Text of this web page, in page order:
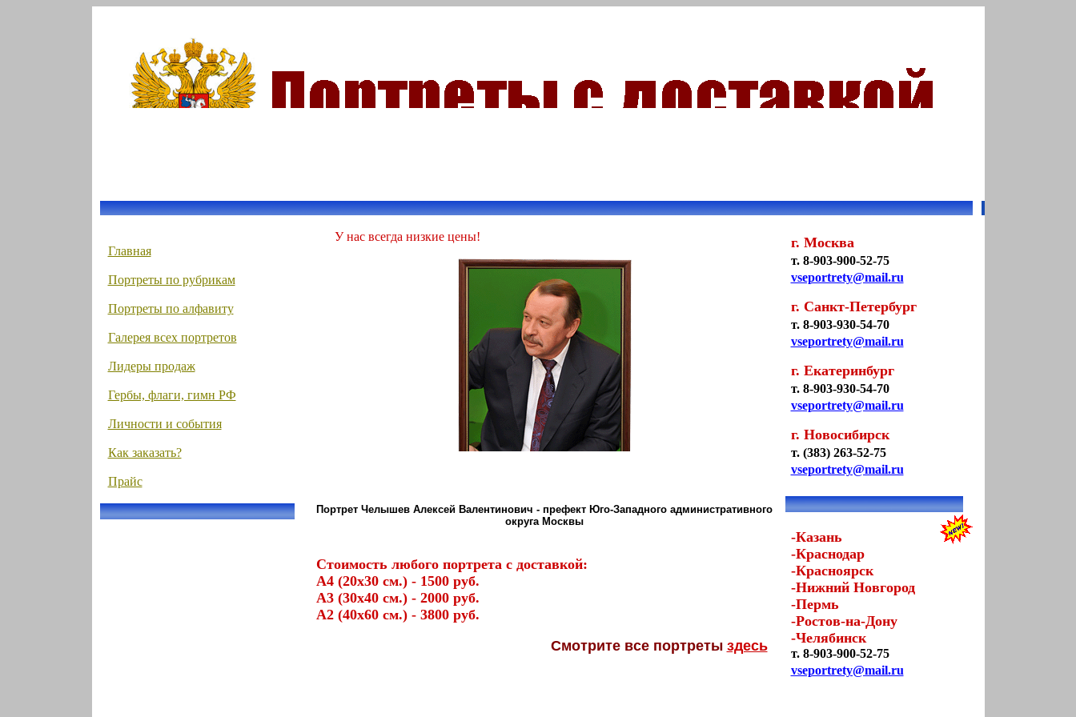
Главная
Портреты по рубрикам
Портреты по алфавиту
Галерея всех портретов
Лидеры продаж
Гербы, флаги, гимн РФ
Личности и события
Как заказать?
Прайс
У нас всегда низкие цены!
Портрет Челышев Алексей Валентинович - префект Юго-Западного административного
округа Москвы
Стоимость любого портрета с доставкой:
А4 (20х30 см.) - 1500 руб.
А3 (30х40 см.) - 2000 руб.
А2 (40х60 см.) - 3800 руб.
Смотритевсе портреты здесь
г. Москва
т. 8-903-900-52-75
vseportrety@mail.ru
г. Санкт-Петербург
т. 8-903-930-54-70
vseportrety@mail.ru
г. Екатеринбург
т. 8-903-930-54-70
vseportrety@mail.ru
г. Новосибирск
т. (383) 263-52-75
vseportrety@mail.ru
-Казань
-Краснодар
-Красноярск
-Нижний Новгород
-Пермь
-Ростов-на-Дону
-Челябинск
т. 8-903-900-52-75
vseportrety@mail.ru